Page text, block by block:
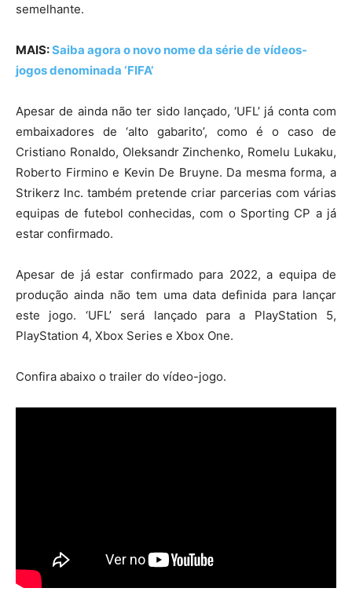
semelhante.
MAIS:Saiba agora o novo nome da série de vídeos-
jogos denominada ‘FIFA’
Apesar de ainda não ter sido lançado, ‘UFL’ já conta com
embaixadores de ‘alto gabarito’, como é o caso de
Cristiano Ronaldo, Oleksandr Zinchenko, Romelu Lukaku,
Roberto Firmino e Kevin De Bruyne. Da mesma forma, a
Strikerz Inc. também pretende criar parcerias com várias
equipas de futebol conhecidas, com o Sporting CP a já
estar confirmado.
Apesar de já estar confirmado para 2022, a equipa de
produção ainda não tem uma data definida para lançar
este jogo. ‘UFL’ será lançado para a PlayStation 5,
PlayStation 4, Xbox Series e Xbox One.
Confira abaixo o trailer do vídeo-jogo.